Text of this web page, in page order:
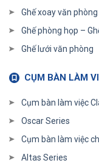
Ghế xoay văn phòng
Ghế phòng họp –
Ghế lưới văn phòng
CỤM BÀN LÀM
Cụm bàn làm việc
Oscar Series
Cụm bàn làm việc
Altas Series